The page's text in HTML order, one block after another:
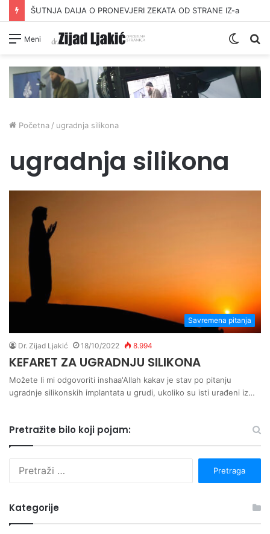
ŠUTNJA DAIJA O PRONEVJERI ZEKATA OD STRANE IZ-a
Meni
Switch
Početna / ugradnja silikona
ugradnja silikona
Savremena pitanja
Dr. Zijad Ljakić 18/10/2022 8.994
KEFARET ZA UGRADNJU SILIKONA
Možete li mi odgovoriti inshaa'Allah kakav je stav po pitanju
ugradnje silikonskih implantata u grudi, ukoliko su isti urađeni iz…
Pretražite bilo koji pojam:
Kategorije